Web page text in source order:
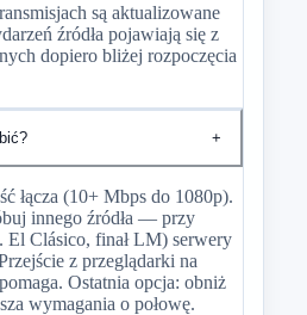
są aktualizowane
źródła pojawiają się z
dopiero bliżej rozpoczęcia
+
łącza (10+ Mbps do 1080p).
innego źródła — przy
El Clásico, finał LM) serwery
z przeglądarki na
Ostatnia opcja: obniż
wymagania o połowę.